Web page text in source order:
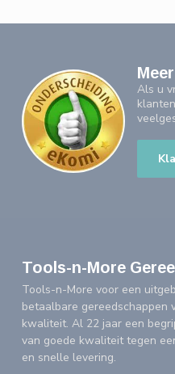
Als u
Tools-n-More
Tools-n-More voor een
betaalbare gereedschappen
kwaliteit. Al 22 jaar een
van goede kwaliteit tegen
en snelle levering.